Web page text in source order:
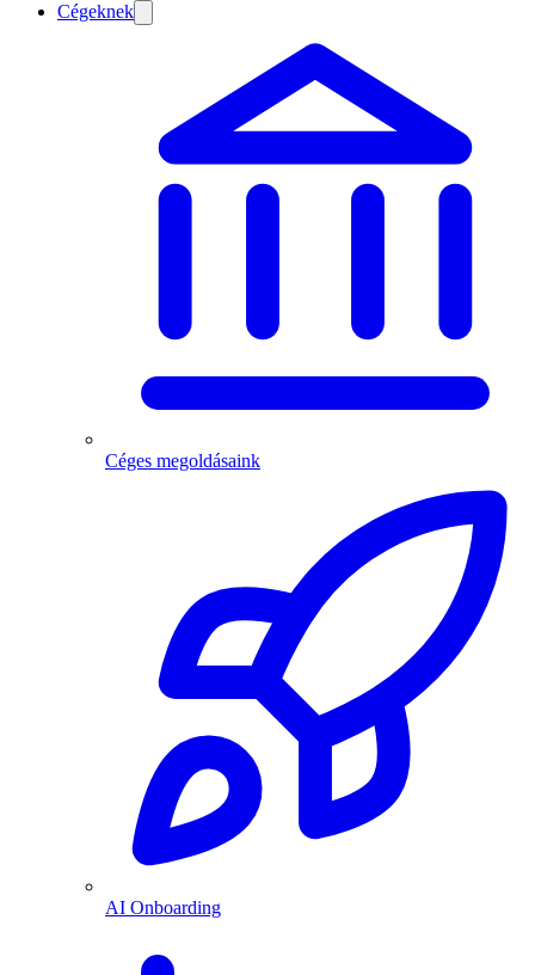
Cégeknek
Céges megoldásaink
AI Onboarding